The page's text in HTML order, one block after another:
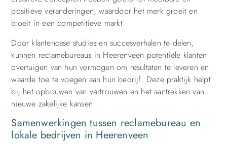
positieve veranderingen, waardoor het merk groeit en
bloeit in een competitieve markt.
Door klantencase studies en succesverhalen te delen,
kunnen reclamebureaus in Heerenveen potentiële klanten
overtuigen van hun vermogen om resultaten te leveren en
waarde toe te voegen aan hun bedrijf. Deze praktijk helpt
bij het opbouwen van vertrouwen en het aantrekken van
nieuwe zakelijke kansen.
Samenwerkingen tussen reclamebureau en
lokale bedrijven in Heerenveen